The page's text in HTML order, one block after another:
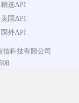
精选API
美国API
国外API
信科技有限公司